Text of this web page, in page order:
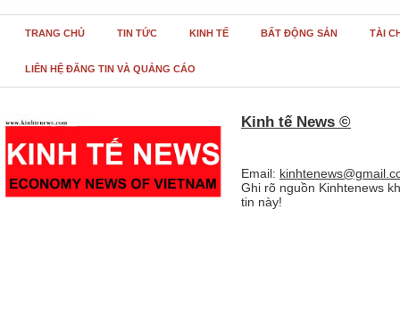
TRANG CHỦ TIN TỨC KINH TẾ BẤT ĐỘNG SẢN TÀI
LIÊN HỆ ĐĂNG TIN VÀ QUẢNG CÁO
Kinh tế News ©
Email:
Ghi rõ nguồn Kinhtenews
tin này!